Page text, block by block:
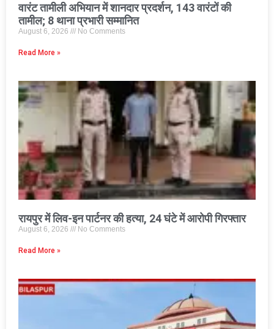
वारंट तामीली अभियान में शानदार प्रदर्शन, 143 वारंटों की
तामील; 8 थाना प्रभारी सम्मानित
August 6, 2026 No Comments
Read More »
रायपुर में लिव-इन पार्टनर की हत्या, 24 घंटे में आरोपी गिरफ्तार
August 6, 2026 No Comments
Read More »